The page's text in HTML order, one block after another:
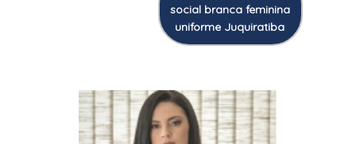
social branca feminina
uniforme Juquiratiba